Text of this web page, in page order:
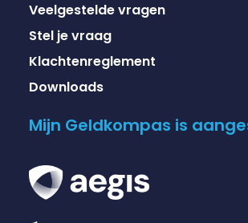
Veelgestelde vragen
Stel je vraag
Klachtenreglement
Downloads
Mijn Geldkompas is